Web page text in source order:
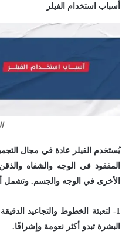
أسباب استخدام الفيلر
يُستخدم الفيلر عادة في مجال
المفقود في الوجه والشفاه
الأخرى في الوجه والجسم. وتشمل
1- لتعبئة الخطوط والتجاعيد
البشرة تبدو أكثر نعومة وإشراقًا.